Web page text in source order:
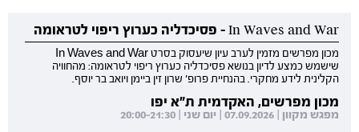
In Waves and War - פסיכדליה כערוץ ריפוי לטראומה
מכון מפרשים מזמין לערב עיון שיעסוק בסרט In Waves and War
שישמש כמצע לדיון בנושא פסיכדליה כערוץ ריפוי לטראומה: מהחוויה
הקלינית לידע מחקרי. בהנחיית פרופ' שרון זין ביימן ויואב בר יוסף.
מכון מפרשים, האקדמית ת"א יפו
מפגש מקוון | 07.09.2026 | יום שני | 20:00-21:30